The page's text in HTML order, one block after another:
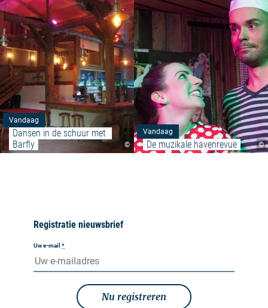
©
Vandaag
Dansen in de schuur met
Barfly
©
Vandaag
De muzikale havenrevue
Registratie nieuwsbrief
Uw e-mail *
Nu registreren